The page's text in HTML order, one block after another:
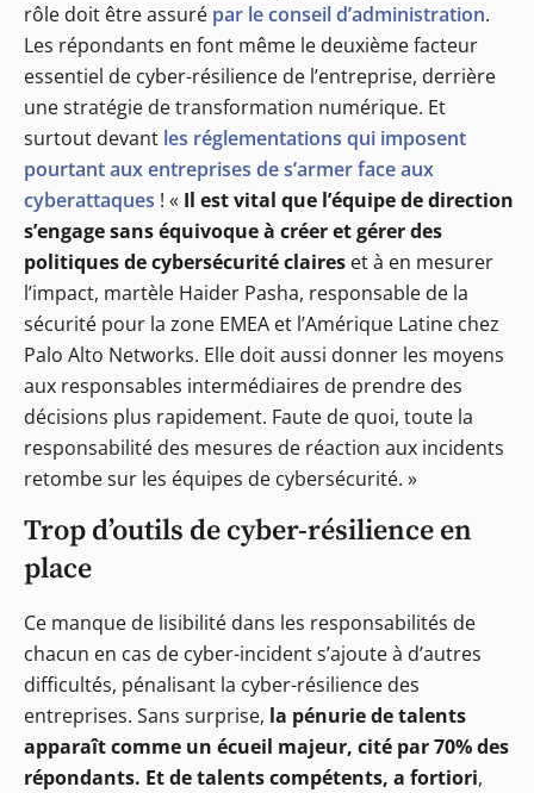
rôle doit être assuré par le conseil d’administration.
Les répondants en font même le deuxième facteur
essentiel de cyber-résilience de l’entreprise, derrière
une stratégie de transformation numérique. Et
surtout devant les réglementations qui imposent
pourtant aux entreprises de s’armer face aux
cyberattaques ! « Il est vital que l’équipe de direction
s’engage sans équivoque à créer et gérer des
politiques de cybersécurité claires et à en mesurer
l’impact, martèle Haider Pasha, responsable de la
sécurité pour la zone EMEA et l’Amérique Latine chez
Palo Alto Networks. Elle doit aussi donner les moyens
aux responsables intermédiaires de prendre des
décisions plus rapidement. Faute de quoi, toute la
responsabilité des mesures de réaction aux incidents
retombe sur les équipes de cybersécurité. »
Trop d’outils de cyber-résilience en
place
Ce manque de lisibilité dans les responsabilités de
chacun en cas de cyber-incident s’ajoute à d’autres
difficultés, pénalisant la cyber-résilience des
entreprises. Sans surprise, la pénurie de talents
apparaît comme un écueil majeur, cité par 70% des
répondants. Et de talents compétents, a fortiori,